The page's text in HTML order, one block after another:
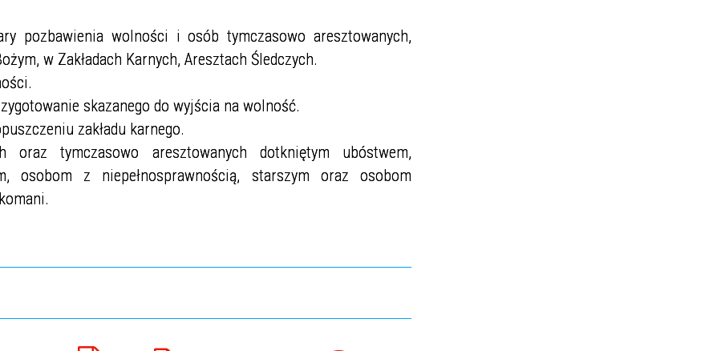
pozbawienia wolności i osób tymczasowo aresztowanych,
w Zakładach Karnych, Aresztach Śledczych.
skazanego do wyjścia na wolność.
zakładu karnego.
tymczasowo aresztowanych dotkniętym ubóstwem,
osobom z niepełnosprawnością, starszym oraz osobom